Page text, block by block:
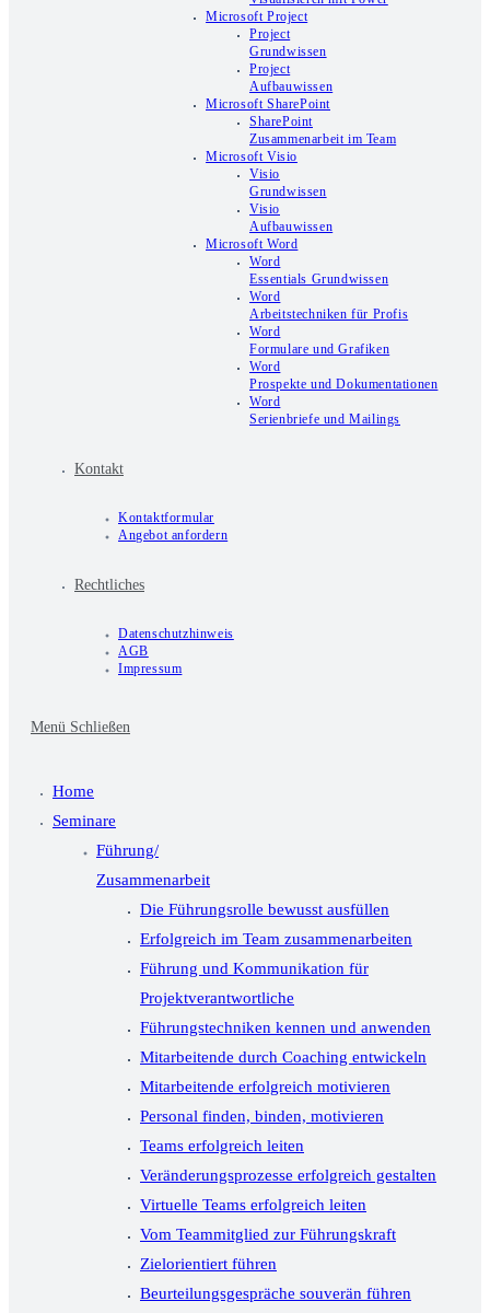
Microsoft Project
Project
Grundwissen
Project
Aufbauwissen
Microsoft SharePoint
SharePoint
Zusammenarbeit im Team
Microsoft Visio
Visio
Grundwissen
Visio
Aufbauwissen
Microsoft Word
Word
Essentials Grundwissen
Word
Arbeitstechniken für Profis
Word
Formulare und Grafiken
Word
Prospekte und Dokumentationen
Word
Serienbriefe und Mailings
Kontakt
Kontaktformular
Angebot anfordern
Rechtliches
Datenschutzhinweis
AGB
Impressum
Menü Schließen
Home
Seminare
Führung/
Zusammenarbeit
Die Führungsrolle bewusst ausfüllen
Erfolgreich im Team zusammenarbeiten
Führung und Kommunikation für
Projektverantwortliche
Führungstechniken kennen und anwenden
Mitarbeitende durch Coaching entwickeln
Mitarbeitende erfolgreich motivieren
Personal finden, binden, motivieren
Teams erfolgreich leiten
Veränderungsprozesse erfolgreich gestalten
Virtuelle Teams erfolgreich leiten
Vom Teammitglied zur Führungskraft
Zielorientiert führen
Beurteilungsgespräche souverän führen